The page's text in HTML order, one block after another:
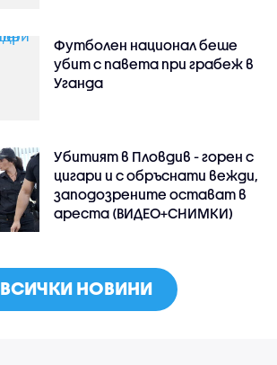
Футболен национал беше
убит с павета при грабеж в
Уганда
Убитият в Пловдив - горен с
цигари и с обръснати вежди,
заподозрените остават в
ареста (ВИДЕО+СНИМКИ)
ВСИЧКИ НОВИНИ